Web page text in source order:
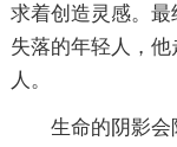
求着创造灵感。
失落的年轻人，
人。
生命的阴影